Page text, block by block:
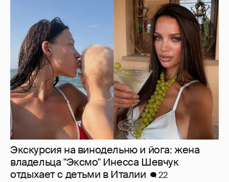
Экскурсия на винодельню и йога: жена
владельца "Эксмо" Инесса Шевчук
отдыхает с детьми в Италии
22